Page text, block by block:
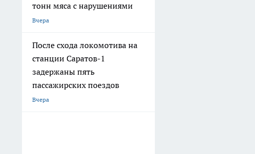
тонн мяса с нарушениями
Вчера
После схода локомотива на
станции Саратов-1
задержаны пять
пассажирских поездов
Вчера